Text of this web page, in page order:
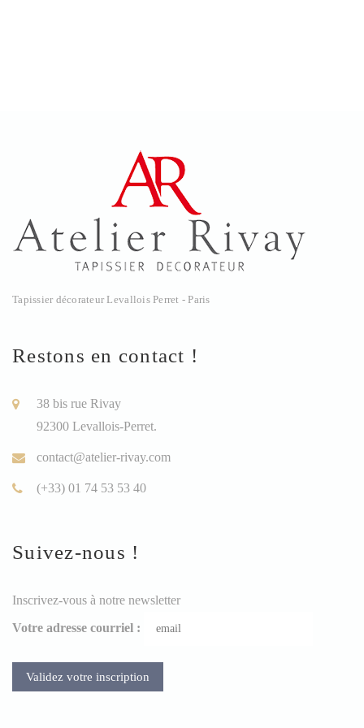
Tapissier décorateur Levallois Perret - Paris
Restons en contact !
38 bis rue Rivay
92300 Levallois-Perret.
contact@atelier-rivay.com
(+33) 01 74 53 53 40
Suivez-nous !
Inscrivez-vous à notre newsletter
Votre adresse courriel :